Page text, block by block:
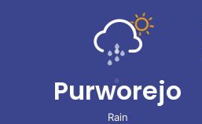
Purworejo
Rain